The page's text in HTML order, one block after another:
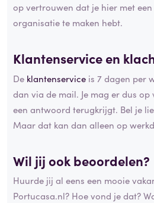
op vertrouwen dat je hier met
organisatie te maken hebt.
Klantenservice en
De klantenservice is 7 dagen per
dan via de mail. Je mag er dus
een antwoord terugkrijgt. Bel je
Maar dat kan dan alleen op
Wil jij ook beoordelen?
Huurde jij al eens een mooie
Portucasa.nl? Hoe vond je dat?